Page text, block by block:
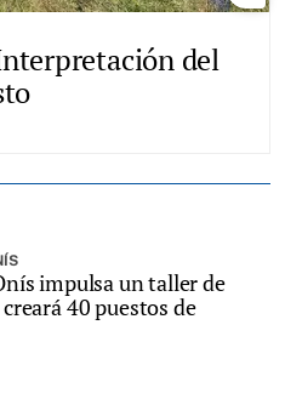
del
impulsa un taller de
40 puestos de